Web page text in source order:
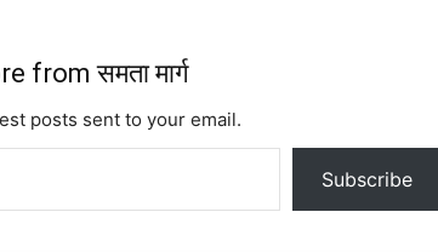
from समता मार्ग
posts sent to your email.
Subscribe